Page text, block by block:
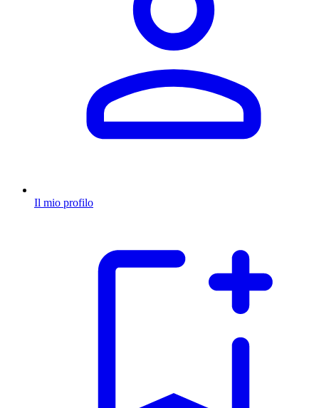
Il mio profilo